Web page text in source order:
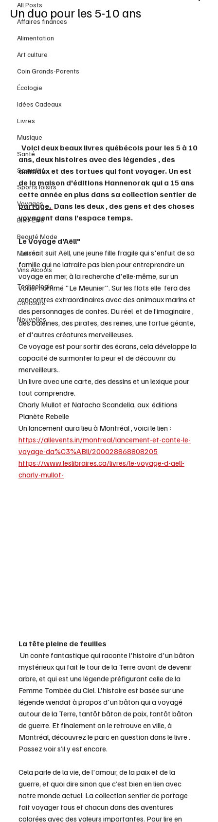
All Posts
Affaires finances
Alimentation
Art culture
Coin Grands-Parents
Écologie
Idées Cadeaux
Livres
Musique
Santé
Sexualité
Sports loisirs
Voyages
Bien-Être
Beauté Mode
Maison
Vins Alcools
Technologie
Concours
Nouvelles
Un duo pour les 5-10 ans
ans, deux histoires avec des légendes , des
animaux et des tortues qui font voyager. Un est
de la maison d'éditions Hannenorak qui a 15 ans
cette année en plus dans sa collection sentier de
partage. Dans les deux , des gens et des choses
voyagent dans l’espace temps.
Le Voyage d'Aëll"
Le récit suit Aëll, une jeune fille fragile qui s'enfuit de sa
famille qui ne latraite pas bien pour entreprendre un
voyage en mer, à la recherche d'elle-même, sur un
voilier nommé "Le Meunier". Sur les flots elle  fera des
rencontres extraordinaires avec des animaux marins et
des personnages de contes. Du réel  et de l’imaginaire ,
des baleines, des pirates, des reines, une tortue géante,
et d'autres créatures merveilleuses.
Ce voyage est pour sortir des écrans, cela développe la
capacité de surmonter la peur et de découvrir du
merveilleurs..
Un livre avec une carte, des dessins et un lexique pour
tout comprendre.
Charly Mullot et Natacha Scandella, aux  éditions
Planète Rebelle
Un lancement aura lieu à Montréal , voici le lien :
https://allevents.in/montreal/lancement-et-conte-le-
voyage-da%C3%ABll/200028868808205
https://www.leslibraires.ca/livres/le-voyage-d-aell-
charly-mullot-
La tête pleine de feuilles
Un conte fantastique qui raconte l'histoire d'un bâton
mystérieux qui fait le tour de la Terre avant de devenir
arbre, et qui est une légende préfigurant celle de la
Femme Tombée du Ciel. L'histoire est basée sur une
légende wendat à propos d'un bâton qui a voyagé
autour de la Terre, tantôt bâton de paix, tantôt bâton
de guerre. Et finalement on le retrouve en ville, à
Montréal, découvrez le parc en question dans le livre .
Passez voir s’il y est encore.
Cela parle de la vie, de l'amour, de la paix et de la
guerre, et quoi dire sinon que c’est bien en lien avec
notre monde actuel. La collection sentier de portage
fait voyager tous et chacun dans des aventures
colorées avec des valeurs importantes. Pour lire en